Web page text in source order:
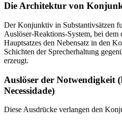
Die Architektur von
Der Konjunktiv in Substantivsätzen
Auslöser-Reaktions-System, bei dem
Hauptsatzes den Nebensatz in den
Schichten der Sprecherhaltung
erzeugt.
Auslöser der Notwendigkeit
Necessidade)
Diese Ausdrücke verlangen den